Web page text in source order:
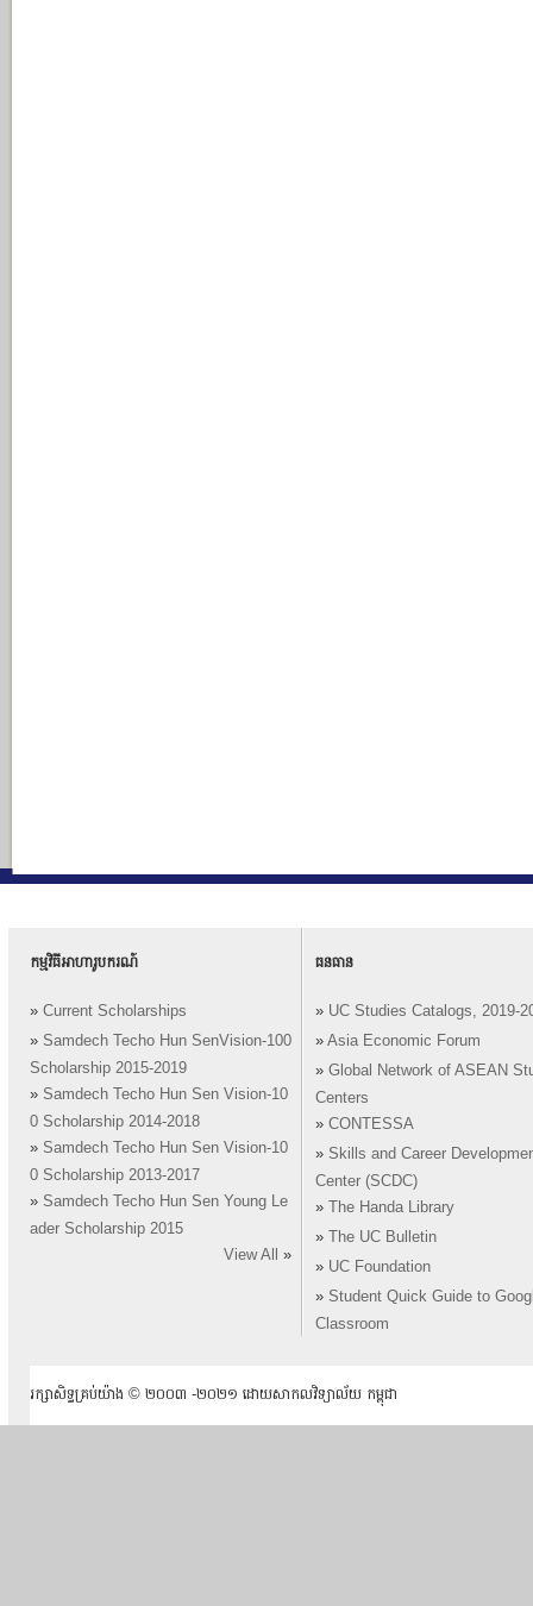
កម្មវិធីអាហារូបករណ៍
» Current Scholarships
» Samdech Techo Hun SenVision-100
Scholarship 2015-2019
» Samdech Techo Hun Sen Vision-10
0 Scholarship 2014-2018
» Samdech Techo Hun Sen Vision-10
0 Scholarship 2013-2017
» Samdech Techo Hun Sen Young Le
ader Scholarship 2015
View All
»
ធនធាន
» UC Studies Catalogs, 2019-
» Asia Economic Forum
» Global Network of ASEAN
Centers
» CONTESSA
» Skills and Career
Center (SCDC)
»
The Handa Library
»
The UC Bulletin
» UC Foundation
» Student Quick Guide to
Classroom
រក្សាសិទ្ធគ្រប់យ៉ាង ​© ២០០៣ -២០២១ ដោយសាកលវិទ្យាល័យ កម្ពុជា